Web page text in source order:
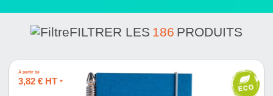
FILTRER LES 186 PRODUITS
À partir de
3,82 € HT *